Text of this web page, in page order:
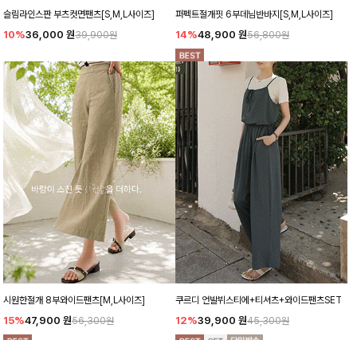
슬림라인스판 부츠컷면팬츠[S,M,L사이즈]
10%36,000 원39,900원
퍼펙트절개핏 6부데님반바지[S,M,L사이즈]
14%48,900 원56,800원
시원한절개 8부와이드팬츠[M,L사이즈]
15%47,900 원56,300원
쿠르디 언발뷔스티에+티셔츠+와이드팬츠SET
12%39,900 원45,300원